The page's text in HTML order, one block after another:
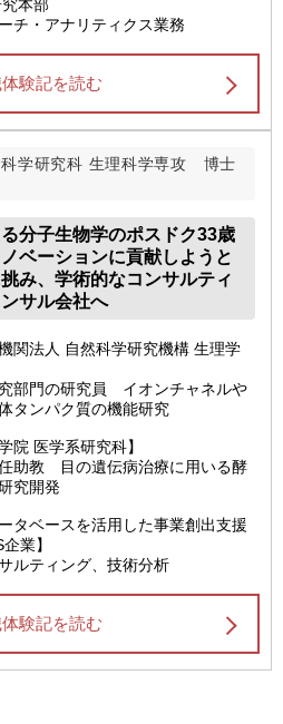
本部
チ・アナリティクス業務
験記を読む
学研究科 生理科学専攻 博士
分子生物学のポスドク33歳
ベーションに貢献しようと
み、学術的なコンサルティ
サル会社へ
関法人 自然科学研究機構 生理学
部門の研究員 イオンチャネルや
タンパク質の機能研究
院 医学系研究科】
助教 目の遺伝病治療に用いる酵
究開発
タベースを活用した事業創出支援
業】
ルティング、技術分析
験記を読む